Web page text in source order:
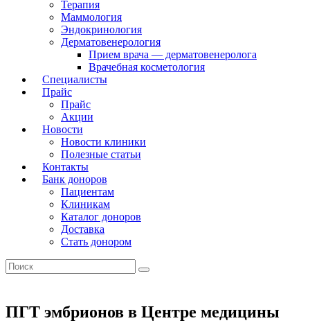
Терапия
Маммология
Эндокринология
Дерматовенерология
Прием врача — дерматовенеролога
Врачебная косметология
Специалисты
Прайс
Прайс
Акции
Новости
Новости клиники
Полезные статьи
Контакты
Банк доноров
Пациентам
Клиникам
Каталог доноров
Доставка
Стать донором
ПГТ эмбрионов в Центре медицины